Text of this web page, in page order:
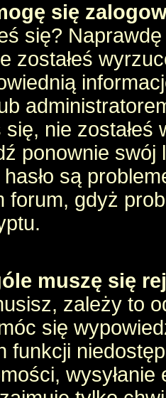
się
się?
zostałeś
się, nie
ponownie swój
hasło są
forum, gdyż
muszę się
zależy to
się
funkcji